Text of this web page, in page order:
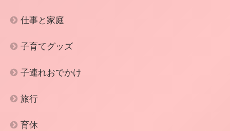
仕事と家庭
子育てグッズ
子連れおでかけ
旅行
育休